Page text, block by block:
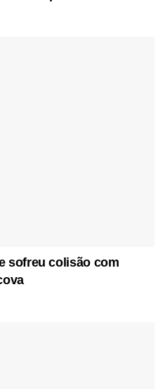
sofreu colisão com